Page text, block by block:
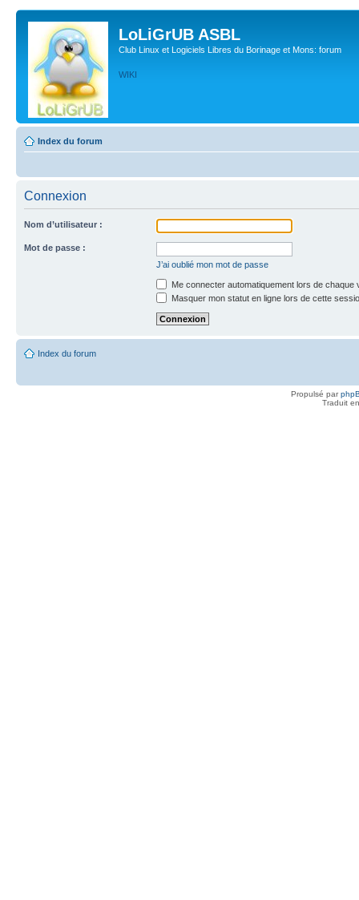
LoLiGrUB ASBL
Club Linux et Logiciels Libres du Borinage et Mons: forum
WIKI
Index du forum
Connexion
Nom d’utilisateur :
Mot de passe :
J’ai oublié mon mot de passe
Me connecter automatiquement lors de chaque
Masquer mon statut en ligne lors de cette
Index du forum
Propulsé par
Traduit